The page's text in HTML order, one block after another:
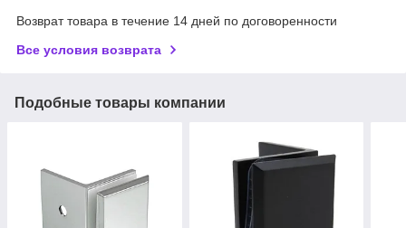
Возврат товара в течение 14 дней по договоренности
Все условия возврата
Подобные товары компании